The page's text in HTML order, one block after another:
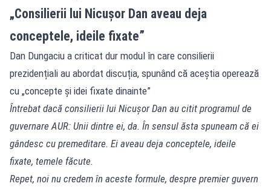
„Consilierii lui Nicușor Dan aveau deja
conceptele, ideile fixate”
Dan Dungaciu a criticat dur modul în care consilierii
prezidențiali au abordat discuția, spunând că aceștia operează
cu „concepte și idei fixate dinainte”
Întrebat dacă consilierii lui Nicușor Dan au citit programul de
guvernare AUR: Unii dintre ei, da. În sensul ăsta spuneam că ei
gândesc cu premeditare. Ei aveau deja conceptele, ideile
fixate, temele făcute.
Repet, noi nu credem în aceste formule, despre premier guvern